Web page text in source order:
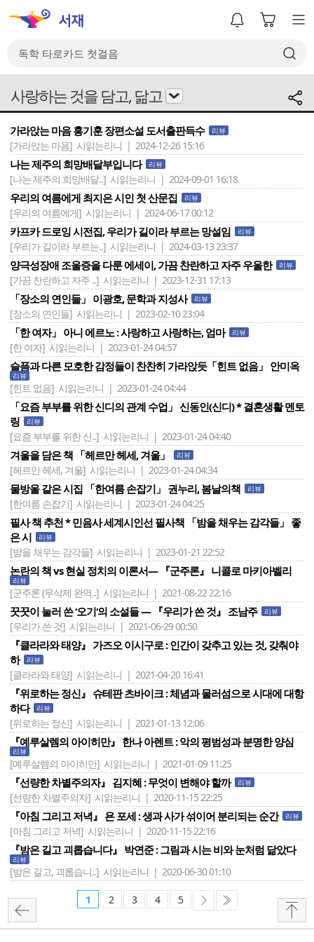
사랑하는 것을 담고, 닮고
가라앉는 마음 홍기훈 장편소설 도서출판득수 리뷰
[가라앉는 마음] 시읽는리니 | 2024-12-26 15:16
나는 제주의 희망배달부입니다 리뷰
[나는 제주의 희망배달..] 시읽는리니 | 2024-09-01 16:18
우리의 여름에게 최지은 시인 첫 산문집 리뷰
[우리의 여름에게] 시읽는리니 | 2024-06-17 00:12
카프카 드로잉 시전집, 우리가 길이라 부르는 망설임 리뷰
[우리가 길이라 부르는..] 시읽는리니 | 2024-03-13 23:37
양극성장애 조울증을 다룬 에세이, 가끔 찬란하고 자주 우울한 리뷰
[가끔 찬란하고 자주 ..] 시읽는리니 | 2023-12-31 17:13
「장소의 연인들」 이광호, 문학과 지성사 리뷰
[장소의 연인들] 시읽는리니 | 2023-02-10 23:04
「한 여자」 아니 에르노 : 사랑하고 사랑하는, 엄마 리뷰
[한 여자] 시읽는리니 | 2023-01-24 04:57
슬픔과 다른 모호한 감정들이 찬찬히 가라앉듯「힌트 없음」 안미옥
리뷰
[힌트 없음] 시읽는리니 | 2023-01-24 04:44
「요즘 부부를 위한 신디의 관계 수업」 신동인(신디) * 결혼생활 멘토
링
리뷰
[요즘 부부를 위한 신..] 시읽는리니 | 2023-01-24 04:40
겨울을 담은 책 「헤르만 헤세, 겨울」 리뷰
[헤르만 헤세, 겨울] 시읽는리니 | 2023-01-24 04:34
물방울 같은 시집 「한여름 손잡기」 권누리, 봄날의책 리뷰
[한여름 손잡기] 시읽는리니 | 2023-01-24 04:25
필사 책 추천 * 민음사 세계시인선 필사책 「밤을 채우는 감각들」 좋
은 시
리뷰
[밤을 채우는 감각들] 시읽는리니 | 2023-01-21 22:52
논란의 책 vs 현실 정치의 이론서― 『군주론』 니콜로 마키아벨리
리뷰
[군주론 (무삭제 완역..] 시읽는리니 | 2021-08-22 22:16
꿋꿋이 눌러 쓴 ‘오기‘의 소설들 ― 『우리가 쓴 것』 조남주 리뷰
[우리가 쓴 것] 시읽는리니 | 2021-06-29 00:50
『클라라와 태양』 가즈오 이시구로 : 인간이 갖추고 있는 것, 갖춰야
하
리뷰
[클라라와 태양] 시읽는리니 | 2021-04-20 16:41
『위로하는 정신』 슈테판 츠바이크 : 체념과 물러섬으로 시대에 대항
하다
리뷰
[위로하는 정신] 시읽는리니 | 2021-01-13 12:06
『예루살렘의 아이히만』 한나 아렌트 : 악의 평범성과 분명한 양심
리뷰
[예루살렘의 아이히만] 시읽는리니 | 2021-01-09 11:25
『선량한 차별주의자』 김지혜 : 무엇이 변해야 할까 리뷰
[선량한 차별주의자] 시읽는리니 | 2020-11-15 22:25
『아침 그리고 저녁』 욘 포세 : 생과 사가 섞이어 분리되는 순간 리뷰
[아침 그리고 저녁] 시읽는리니 | 2020-11-15 22:16
『밤은 길고 괴롭습니다』 박연준 : 그림과 시는 비와 눈처럼 닮았다
리뷰
[밤은 길고, 괴롭습니..] 시읽는리니 | 2020-06-30 01:10
1 2 3 4 5